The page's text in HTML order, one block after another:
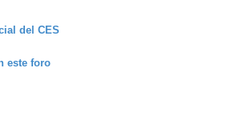
del CES
este foro